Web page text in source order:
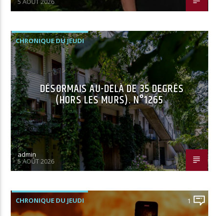
CHRONIQUE DU JEUDI
DÉSORMAIS AU-DELÀ DE 35 DEGRÉS
(HORS LES MURS). N°1265
admin
5 AOÛT 2026
CHRONIQUE DU JEUDI 1